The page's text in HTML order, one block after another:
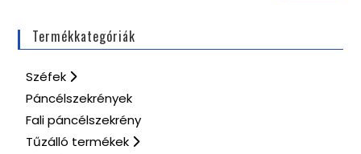
Termékkategóriák
Széfek
Páncélszekrények
Fali páncélszekrény
Tűzálló termékek